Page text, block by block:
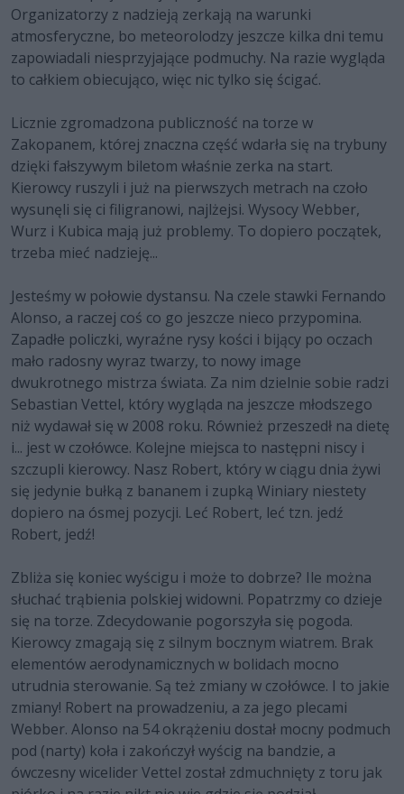
Organizatorzy z nadzieją zerkają na warunki
atmosferyczne, bo meteorolodzy jeszcze kilka dni temu
zapowiadali niesprzyjające podmuchy. Na razie wygląda
to całkiem obiecująco, więc nic tylko się ścigać.
Licznie zgromadzona publiczność na torze w
Zakopanem, której znaczna część wdarła się na trybuny
dzięki fałszywym biletom właśnie zerka na start.
Kierowcy ruszyli i już na pierwszych metrach na czoło
wysunęli się ci filigranowi, najlżejsi. Wysocy Webber,
Wurz i Kubica mają już problemy. To dopiero początek,
trzeba mieć nadzieję...
Jesteśmy w połowie dystansu. Na czele stawki Fernando
Alonso, a raczej coś co go jeszcze nieco przypomina.
Zapadłe policzki, wyraźne rysy kości i bijący po oczach
mało radosny wyraz twarzy, to nowy image
dwukrotnego mistrza świata. Za nim dzielnie sobie radzi
Sebastian Vettel, który wygląda na jeszcze młodszego
niż wydawał się w 2008 roku. Również przeszedł na dietę
i... jest w czołówce. Kolejne miejsca to następni niscy i
szczupli kierowcy. Nasz Robert, który w ciągu dnia żywi
się jedynie bułką z bananem i zupką Winiary niestety
dopiero na ósmej pozycji. Leć Robert, leć tzn. jedź
Robert, jedź!
Zbliża się koniec wyścigu i może to dobrze? Ile można
słuchać trąbienia polskiej widowni. Popatrzmy co dzieje
się na torze. Zdecydowanie pogorszyła się pogoda.
Kierowcy zmagają się z silnym bocznym wiatrem. Brak
elementów aerodynamicznych w bolidach mocno
utrudnia sterowanie. Są też zmiany w czołówce. I to jakie
zmiany! Robert na prowadzeniu, a za jego plecami
Webber. Alonso na 54 okrążeniu dostał mocny podmuch
pod (narty) koła i zakończył wyścig na bandzie, a
ówczesny wicelider Vettel został zdmuchnięty z toru jak